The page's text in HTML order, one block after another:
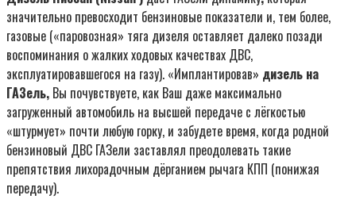
значительно превосходит бензиновые показатели и, тем более,
газовые («паровозная» тяга дизеля оставляет далеко позади
воспоминания о жалких ходовых качествах ДВС,
эксплуатировавшегося на газу). «Имплантировав» дизель на
ГАЗель, Вы почувствуете, как Ваш даже максимально
загруженный автомобиль на высшей передаче с лёгкостью
«штурмует» почти любую горку, и забудете время, когда родной
бензиновый ДВС ГАЗели заставлял преодолевать такие
препятствия лихорадочным дёрганием рычага КПП (понижая
передачу).